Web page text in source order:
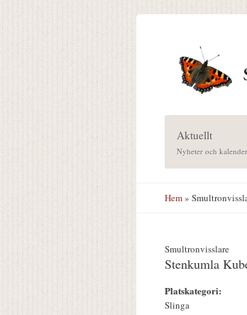
Aktuellt
Nyheter och kalender
Hem»
Smultronvisslare
Stenkumla
Platskategori:
Slinga